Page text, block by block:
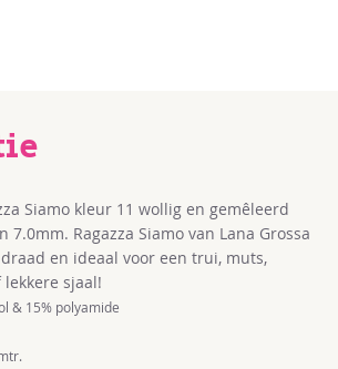
Siamo kleur 11 wollig en gemêleerd
7.0mm. Ragazza Siamo van Lana Grossa
en ideaal voor een trui, muts,
sjaal!
& 15% polyamide